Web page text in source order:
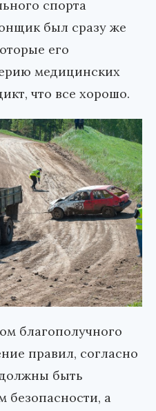
спорта
был сразу же
его
медицинских
что все хорошо.
благополучного
правил, согласно
быть
безопасности, а